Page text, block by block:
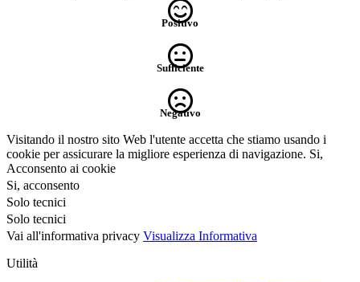
Positivo
Sufficiente
Negativo
Visitando il nostro sito Web l'utente accetta che stiamo usando i
cookie per assicurare la migliore esperienza di navigazione. Si,
Acconsento ai cookie
Si, acconsento
Solo tecnici
Solo tecnici
Vai all'informativa privacy Visualizza Informativa
Utilità